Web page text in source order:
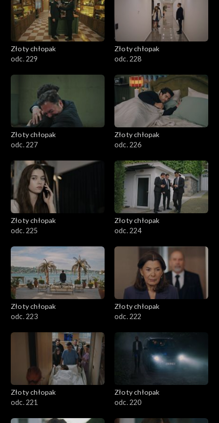
Złoty chłopak
odc. 229
Złoty chłopak
odc. 228
Złoty chłopak
odc. 227
Złoty chłopak
odc. 226
Złoty chłopak
odc. 225
Złoty chłopak
odc. 224
Złoty chłopak
odc. 223
Złoty chłopak
odc. 222
Złoty chłopak
odc. 221
Złoty chłopak
odc. 220